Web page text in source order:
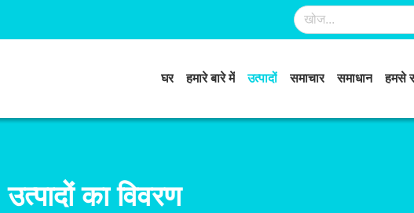
घर हमारे बारे में उत्पादों समाचार समाधान हमसे
उत्पादों का विवरण